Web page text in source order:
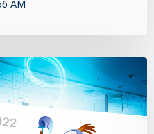
AM